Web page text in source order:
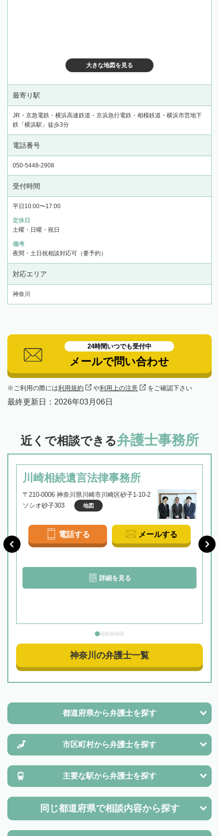
大きな地図を見る
最寄り駅
JR・京急電鉄・横浜高速鉄道・京浜急行電鉄・相模鉄道・横浜市営地下
鉄「横浜駅」徒歩3分
電話番号
050-5448-2908
受付時間
平日10:00〜17:00
定休日
土曜・日曜・祝日
備考
夜間・土日祝相談対応可（要予約）
対応エリア
神奈川
24時間いつでも受付中
メールで問い合わせ
ご利用の際には利用規約 や利用上の注意 をご確認下さい
最終更新日： 2026年03月06日
近くで相談できる弁護士事務所
川崎相続遺言法律事務所
〒210-0006 神奈川県川崎市川崎区砂子1-10-2
ソシオ砂子303
地図
電話する メールする
詳細を見る
神奈川の弁護士一覧
都道府県から弁護士を探す
市区町村から弁護士を探す
主要な駅から弁護士を探す
同じ都道府県で相談内容から探す